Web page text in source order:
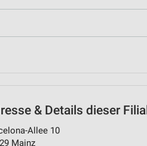
& Details dieser
Allee 10
Mainz